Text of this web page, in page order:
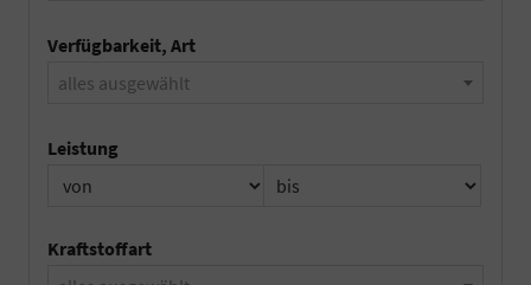
Verfügbarkeit, Art
alles ausgewählt
Leistung
Kraftstoffart